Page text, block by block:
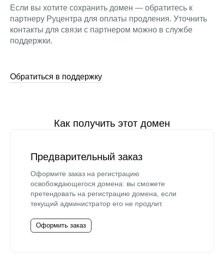
Если вы хотите сохранить домен — обратитесь к
партнеру Руцентра для оплаты продления. Уточнить
контакты для связи с партнером можно в службе
поддержки.
Обратиться в поддержку
Как получить этот домен
Предварительный заказ
Оформите заказ на регистрацию
освобождающегося домена: вы сможете
претендовать на регистрацию домена, если
текущий администратор его не продлит.
Оформить заказ